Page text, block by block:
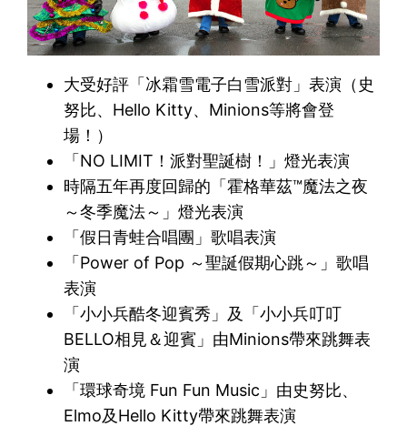
大受好評「冰霜雪電子白雪派對」表演（史
努比、Hello Kitty、Minions等將會登
場！）
「NO LIMIT！派對聖誕樹！」燈光表演
時隔五年再度回歸的「霍格華茲™魔法之夜
～冬季魔法～」燈光表演
「假日青蛙合唱團」歌唱表演
「Power of Pop ～聖誕假期心跳～」歌唱
表演
「小小兵酷冬迎賓秀」及「小小兵叮叮
BELLO相見＆迎賓」由Minions帶來跳舞表
演
「環球奇境 Fun Fun Music」由史努比、
Elmo及Hello Kitty帶來跳舞表演